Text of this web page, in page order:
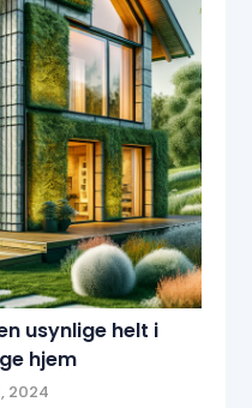
usynlige helt i
hjem
2024